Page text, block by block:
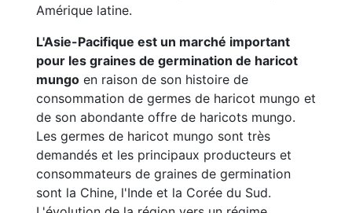
Amérique latine.
L'Asie-Pacifique est un marché important
pour les graines de germination de haricot
mungo en raison de son histoire de
consommation de germes de haricot mungo et
de son abondante offre de haricots mungo.
Les germes de haricot mungo sont très
demandés et les principaux producteurs et
consommateurs de graines de germination
sont la Chine, l'Inde et la Corée du Sud.